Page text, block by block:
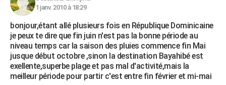
1 janv. 2010 à 18:29
bonjour,étant allé plusieurs fois en République Dominicaine
je peux te dire que fin juin n'est pas la bonne période au
niveau temps car la saison des pluies commence fin Mai
jusque début octobre ,sinon la destination Bayahibé est
exellente,superbe plage et pas mal d'activité,mais la
meilleur période pour partir c'est entre fin février et mi-mai